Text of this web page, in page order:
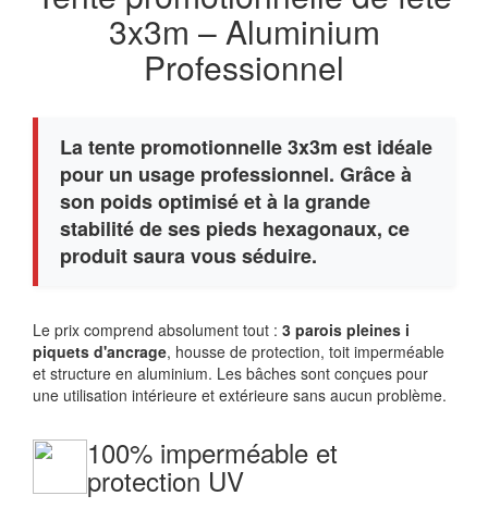
3x3m – Aluminium
Professionnel
La tente promotionnelle 3x3m est idéale
pour un usage professionnel. Grâce à
son poids optimisé et à la grande
stabilité de ses pieds hexagonaux, ce
produit saura vous séduire.
Le prix comprend absolument tout : 3 parois pleines i
piquets d'ancrage, housse de protection, toit imperméable
et structure en aluminium. Les bâches sont conçues pour
une utilisation intérieure et extérieure sans aucun problème.
100% imperméable et
protection UV